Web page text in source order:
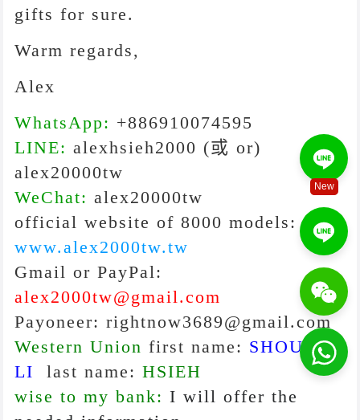
gifts for sure.
Warm regards,
Alex
WhatsApp: +886910074595
LINE: alexhsieh2000 (或 or)
alex20000tw
WeChat: alex20000tw
official website of 8000 models:
www.alex2000tw.tw
Gmail or PayPal:
alex2000tw@gmail.com
Payoneer: rightnow3689@gmail.com
Western Union first name: SHOU
LI
last name:HSIEH
wise to my bank: I will offer the
New